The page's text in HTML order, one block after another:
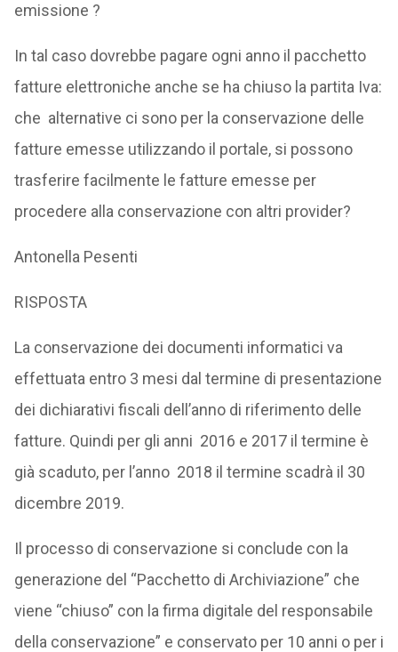
emissione ?
In tal caso dovrebbe pagare ogni anno il pacchetto
fatture elettroniche anche se ha chiuso la partita Iva:
che alternative ci sono per la conservazione delle
fatture emesse utilizzando il portale, si possono
trasferire facilmente le fatture emesse per
procedere alla conservazione con altri provider?
Antonella Pesenti
RISPOSTA
La conservazione dei documenti informatici va
effettuata entro 3 mesi dal termine di presentazione
dei dichiarativi fiscali dell’anno di riferimento delle
fatture. Quindi per gli anni 2016 e 2017 il termine è
già scaduto, per l’anno 2018 il termine scadrà il 30
dicembre 2019.
Il processo di conservazione si conclude con la
generazione del “Pacchetto di Archiviazione” che
viene “chiuso” con la firma digitale del responsabile
della conservazione” e conservato per 10 anni o per i